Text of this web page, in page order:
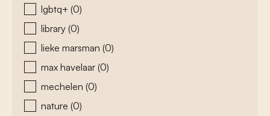
lgbtq+ (0)
library (0)
lieke marsman (0)
max havelaar (0)
mechelen (0)
nature (0)